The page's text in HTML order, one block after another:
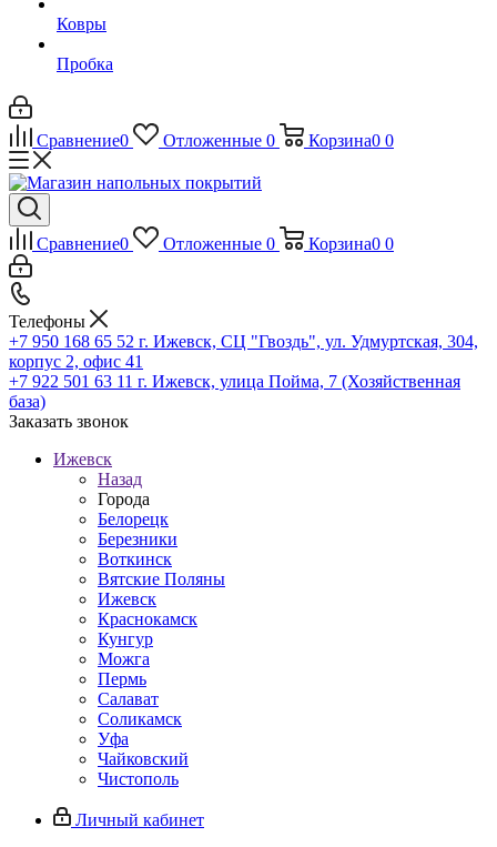
Ковры
Пробка
Сравнение0 Отложенные 0 Корзина0 0
Сравнение0 Отложенные 0 Корзина0 0
Телефоны
+7 950 168 65 52 г. Ижевск, СЦ "Гвоздь", ул. Удмуртская, 304,
корпус 2, офис 41
+7 922 501 63 11 г. Ижевск, улица Пойма, 7 (Хозяйственная
база)
Заказать звонок
Ижевск
Назад
Города
Белорецк
Березники
Воткинск
Вятские Поляны
Ижевск
Краснокамск
Кунгур
Можга
Пермь
Салават
Соликамск
Уфа
Чайковский
Чистополь
Личный кабинет